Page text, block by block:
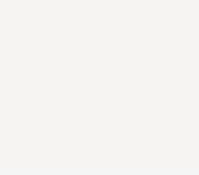
Vérifiez que la poignée est
surveillance sur le feu, surtout
un incendie. Posez toujours la
Utilisez des maniques